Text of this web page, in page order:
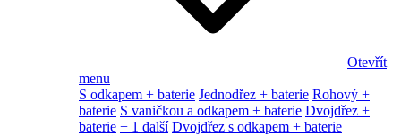
Otevřít
menu
S odkapem + baterie Jednodřez + baterie Rohový +
baterie S vaničkou a odkapem + baterie Dvojdřez +
baterie + 1 další Dvojdřez s odkapem + baterie